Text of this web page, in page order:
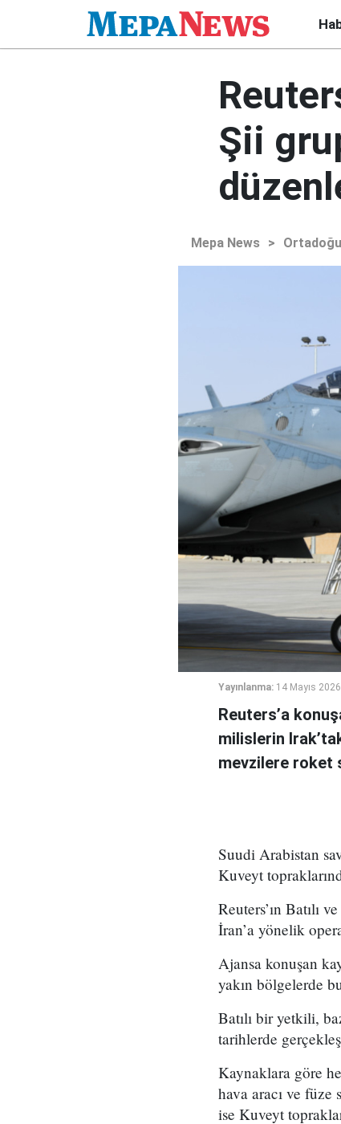
Şii
Mepa News > Ortadoğu
Yayınlanma: 14 Mayıs
Reuters’a
milislerin
mevzilere roket
Suudi Arabistan
Kuveyt
Reuters’ın Batılı
İran’a yönelik
Ajansa konuşan
yakın bölgelerde
Batılı bir yetkili,
tarihlerde
Kaynaklara göre
hava aracı ve
ise Kuveyt